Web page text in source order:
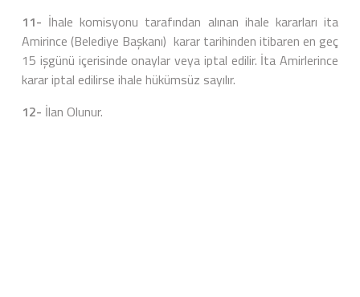
11- İhale komisyonu tarafından alınan ihale kararları ita
Amirince (Belediye Başkanı) karar tarihinden itibaren en geç
15 işgünü içerisinde onaylar veya iptal edilir. İta Amirlerince
karar iptal edilirse ihale hükümsüz sayılır.
12- İlan Olunur.